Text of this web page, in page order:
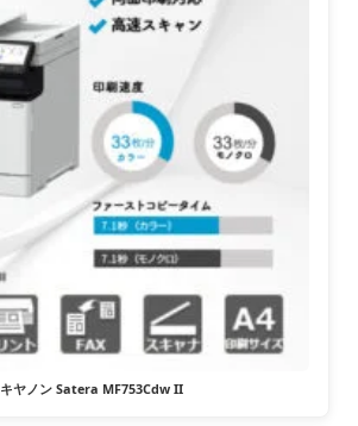
キヤノン Satera MF753Cdw II